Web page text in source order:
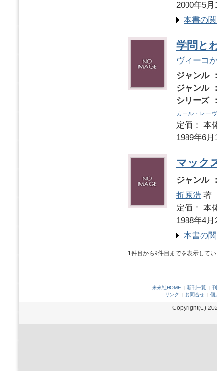
2000年5月
本書の
学問と
ヴィーコ
ジャンル
ジャンル
シリーズ
カール・レー
定価：
1989年6月
マック
ジャンル
折原浩 著
定価：
1988年4月
本書の
1件目から9件目までを表示して
未來社HOME | 新刊一覧 |
リンク
| お問合せ | 個
Copyright(C)